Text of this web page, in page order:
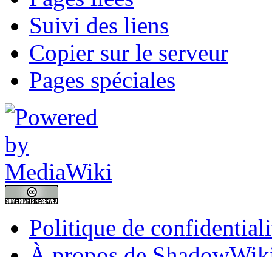
Suivi des liens
Copier sur le serveur
Pages spéciales
Politique de